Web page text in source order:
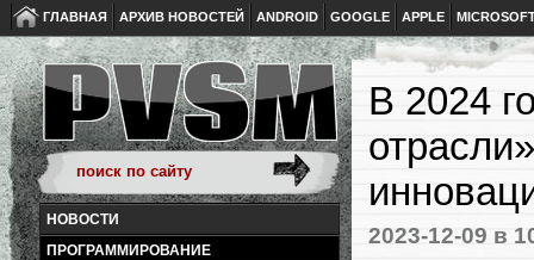
ГЛАВНАЯ АРХИВ НОВОСТЕЙ ANDROID GOOGLE APPLE
НОВОСТИ
ПРОГРАММИРОВАНИЕ
В 2024
2023-12-09 в